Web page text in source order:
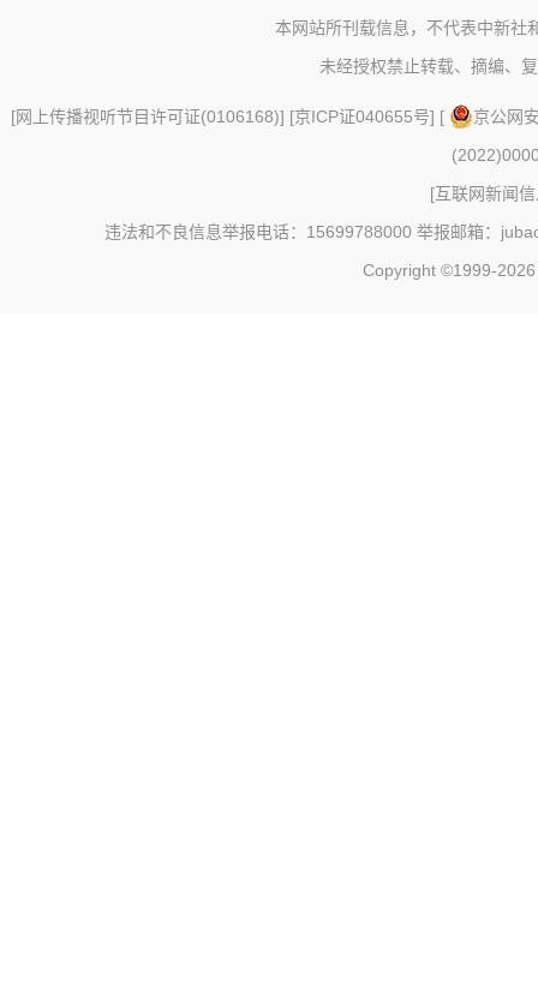
本网站所刊载信息，不代表中新社
未经授权禁止转载、摘编、
[网上传播视听节目许可证(0106168)] [京ICP证040655号] [
京公网
[互联网新闻
违法和不良信息举报电话：15699788000 举报邮箱：
Copyright ©1999-